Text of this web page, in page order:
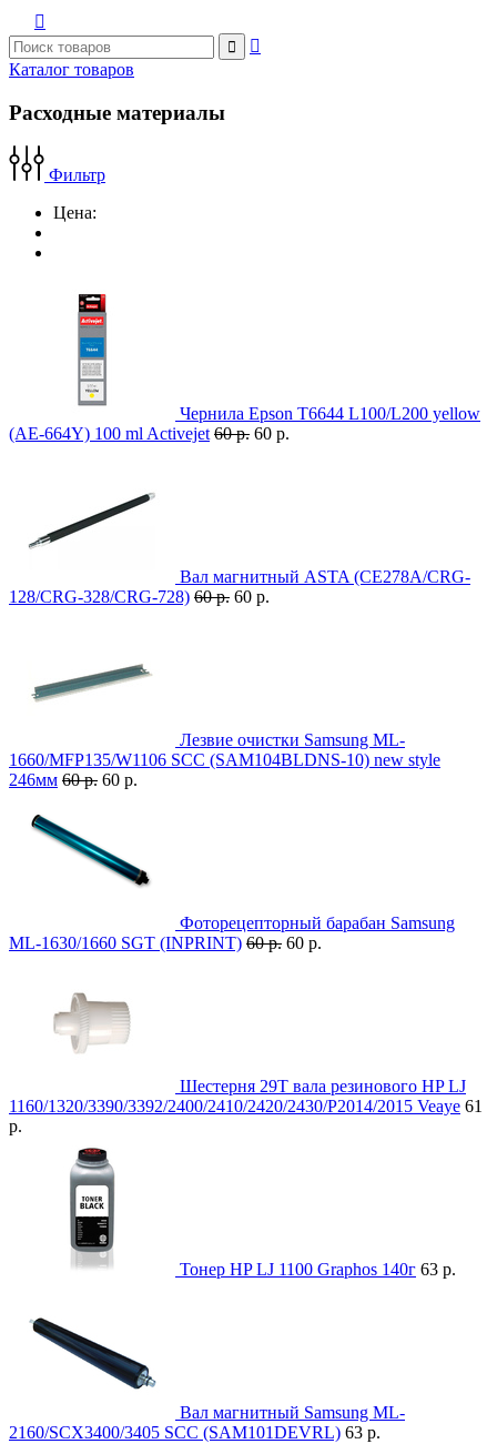



Каталог товаров
Расходные материалы
Фильтр
Цена:
Чернила Epson T6644 L100/L200 yellow
(AE-664Y) 100 ml Activejet 60 р. 60 р.
Вал магнитный ASTA (CE278A/CRG-
128/CRG-328/CRG-728) 60 р. 60 р.
Лезвие очистки Samsung ML-
1660/MFP135/W1106 SCC (SAM104BLDNS-10) new style
246мм 60 р. 60 р.
Фоторецепторный барабан Samsung
ML-1630/1660 SGT (INPRINT) 60 р. 60 р.
Шестерня 29T вала резинового HP LJ
1160/1320/3390/3392/2400/2410/2420/2430/P2014/2015 Veaye 61
р.
Тонер HP LJ 1100 Graphos 140г 63 р.
Вал магнитный Samsung ML-
2160/SCX3400/3405 SCC (SAM101DEVRL) 63 р.